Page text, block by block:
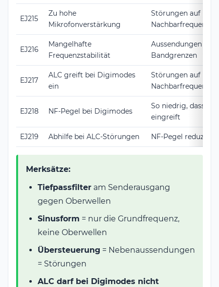
EJ215
Zu hohe
Mikrofonverstärkung
Störungen auf
Nachbarfrequenzen
EJ216
Mangelhafte
Frequenzstabilität
Aussendungen
Bandgrenzen
EJ217
ALC greift bei Digimodes
ein
Störungen auf
Nachbarfrequenzen
EJ218 NF-Pegel bei Digimodes
So niedrig, dass
eingreift
EJ219 Abhilfe bei ALC-Störungen NF-Pegel
Merksätze:
Tiefpassfilter am Senderausgang
gegen Oberwellen
Sinusform = nur die Grundfrequenz,
keine Oberwellen
Übersteuerung = Nebenaussendungen
= Störungen
ALC darf bei Digimodes nicht